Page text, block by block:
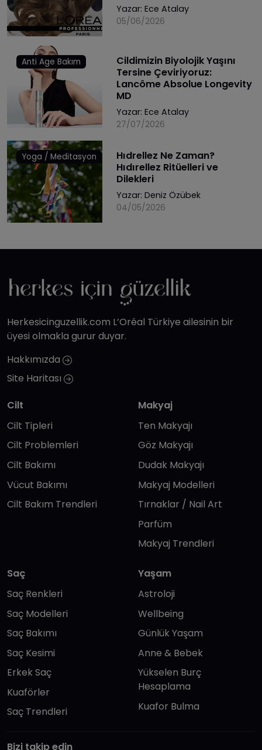
Yazar: Ece Atalay
05/06/2026
Anti Age Bakım
Cildimizin Biyolojik Yaşını
Tersine Çeviriyoruz:
Lancôme Absolue Longevity
MD
Yazar: Ece Atalay
27/07/2026
Yoga / Meditasyon
Hıdrellez Ne Zaman?
Hıdırellez Ritüelleri ve
Dilekleri
Yazar: Deniz Özübek
04/05/2026
Herkesicinguzellik.com L’Oréal Türkiye ailesinin bir
üyesi olmakla gurur duyar.
Hakkımızda
Site Haritası
Cilt
Cilt Tipleri
Cilt Problemleri
Cilt Bakımı
Vücut Bakımı
Cilt Bakım Trendleri
Makyaj
Ten Makyajı
Göz Makyajı
Dudak Makyajı
Makyaj Modelleri
Tırnaklar / Nail Art
Parfüm
Makyaj Trendleri
Saç
Saç Renkleri
Saç Modelleri
Saç Bakımı
Saç Kesimi
Erkek Saç
Kuaförler
Saç Trendleri
Yaşam
Astroloji
Wellbeing
Günlük Yaşam
Anne & Bebek
Yükselen Burç
Hesaplama
Kuafor Bulma
Bizi takip edin